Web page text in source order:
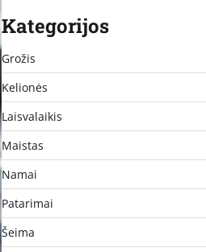
Kategorijos
Grožis
Kelionės
Laisvalaikis
Maistas
Namai
Patarimai
Šeima